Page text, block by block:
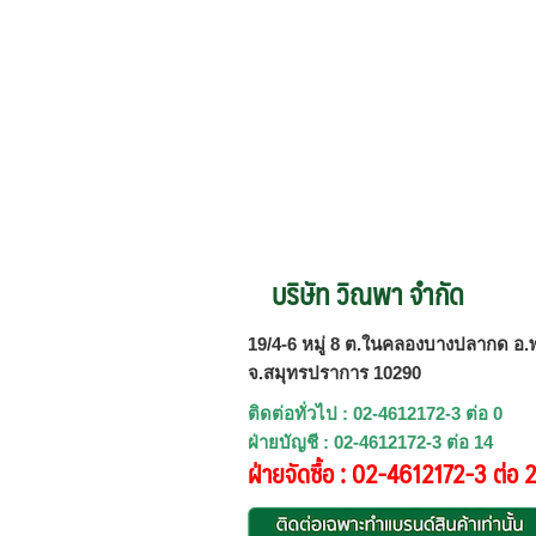
บริษัท วิณพา จำกัด
19/4-6 หมู่ 8 ต.ในคลองบางปลากด อ.
จ.สมุทรปราการ 10290
ติดต่อทั่วไป : 02-4612172-3 ต่อ 0
ฝ่ายบัญชี : 02-4612172-3 ต่อ 14
ฝ่ายจัดซื้อ : 02-4612172-3 ต่อ